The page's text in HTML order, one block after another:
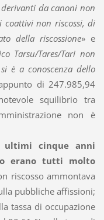
da canoni non
coattivi non riscossi, di
della riscossione» e
Tarsu/Tares/Tari non
è a conoscenza dello
di 247.985,94
squilibrio tra
non è
cinque anni
erano tutti molto
riscosso ammontava
pubbliche affissioni;
tassa di occupazione